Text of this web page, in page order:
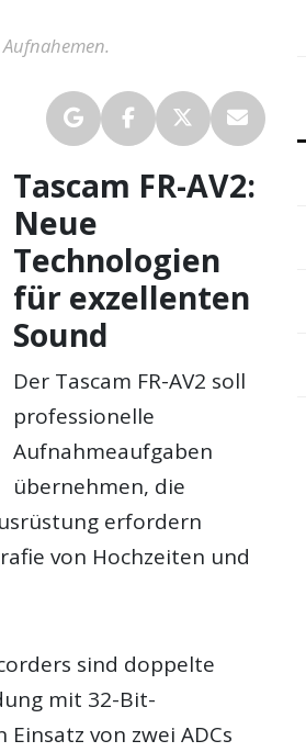
Tascam FR-AV2:
Neue
Technologien
für exzellenten
Sound
Der Tascam FR-AV2 soll
professionelle
Aufnahmeaufgaben
übernehmen, die
erfordern
von Hochzeiten und
sind doppelte
mit 32-Bit-
von zwei ADCs